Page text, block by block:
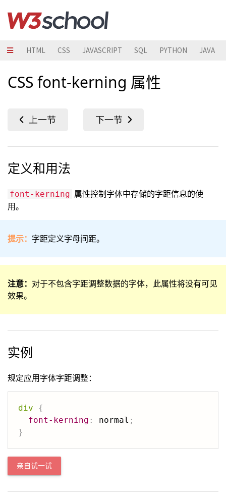
HTML CSS JAVASCRIPT SQL PYTHON JAVA
CSS font-kerning 属性
定义和用法
font-kerning 属性控制字体中存储的字距信息的使
用。
提示： 字距定义字母间距。
注意： 对于不包含字距调整数据的字体，此属性将没有可见
效果。
实例
规定应用字体字距调整：
div
{
font-kerning : normal ;
}
亲自试一试